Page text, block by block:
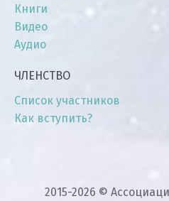
Книги
Видео
Аудио
ЧЛЕНСТВО
Список участников
Как вступить?
2015-2026 ©